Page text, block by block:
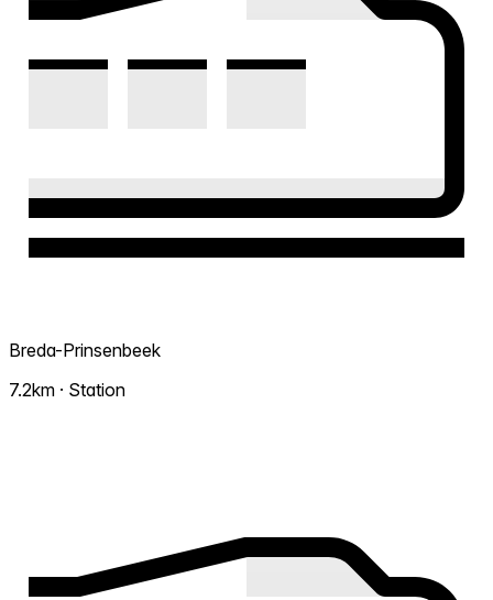
Breda-Prinsenbeek
7.2km · Station